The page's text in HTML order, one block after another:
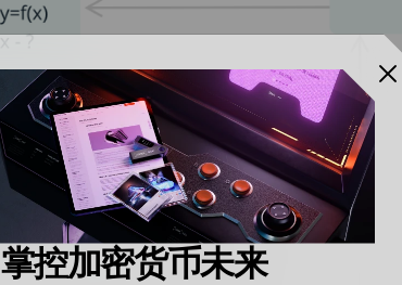
掌控加密货币未来